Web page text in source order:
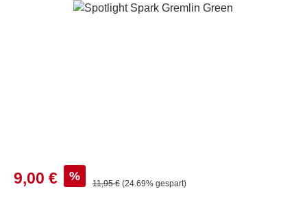
Bildergalerie überspringen
Verkaufspreis:
9,00 € % Regulärer Preis:
11,95 € (24.69% gespart)